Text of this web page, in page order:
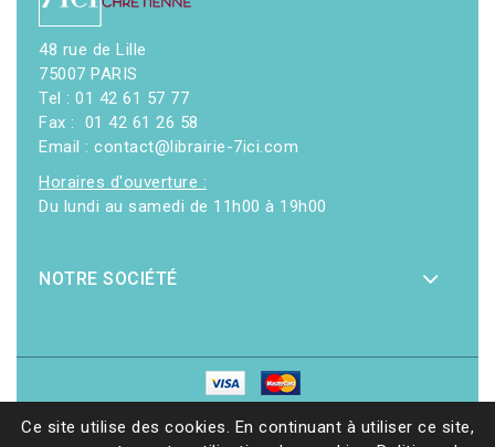
48 rue de Lille
75007 PARIS
Tel : 01 42 61 57 77
Fax : 01 42 61 26 58
Email : contact@librairie-7ici.com
Horaires d'ouverture :
Du lundi au samedi de 11h00 à 19h00
NOTRE SOCIÉTÉ
Ce site utilise des cookies. En continuant à utiliser ce site,
© 2026 - Librairie 7ici| Site web réalisé par Ethicweb